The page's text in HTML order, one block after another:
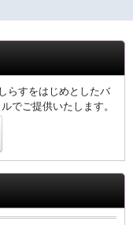
らすをはじめとしたバ
でご提供いたします。
サービスが利用可能
自身のアカウントが必